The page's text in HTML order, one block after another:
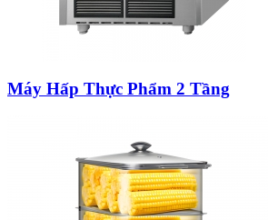
Máy Hấp Thực Phẩm 2 Tầng